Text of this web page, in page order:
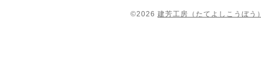
©2026 建芳工房（たてよしこうぼう）